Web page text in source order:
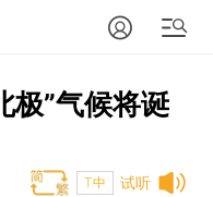
极”气候将诞
试听
T中